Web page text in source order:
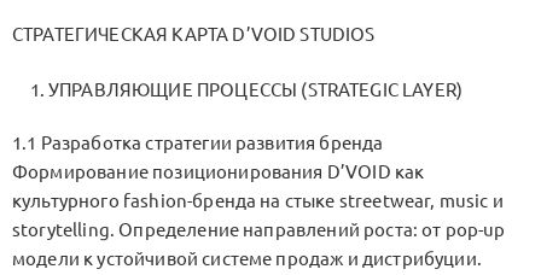
СТРАТЕГИЧЕСКАЯ КАРТА D’VOID STUDIOS
УПРАВЛЯЮЩИЕ ПРОЦЕССЫ (STRATEGIC LAYER)
1.1 Разработка стратегии развития бренда
Формирование позиционирования D’VOID как
культурного fashion-бренда на стыке streetwear, music и
storytelling. Определение направлений роста: от pop-up
модели к устойчивой системе продаж и дистрибуции.